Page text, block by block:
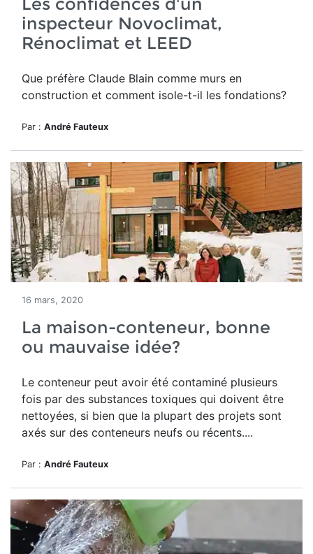
inspecteur Novoclimat,
Rénoclimat et LEED
Que préfère Claude Blain comme murs en
construction et comment isole-t-il les fondations?
Par : André Fauteux
16 mars, 2020
La maison-conteneur, bonne
ou mauvaise idée?
Le conteneur peut avoir été contaminé plusieurs
fois par des substances toxiques qui doivent être
nettoyées, si bien que la plupart des projets sont
axés sur des conteneurs neufs ou récents....
Par : André Fauteux